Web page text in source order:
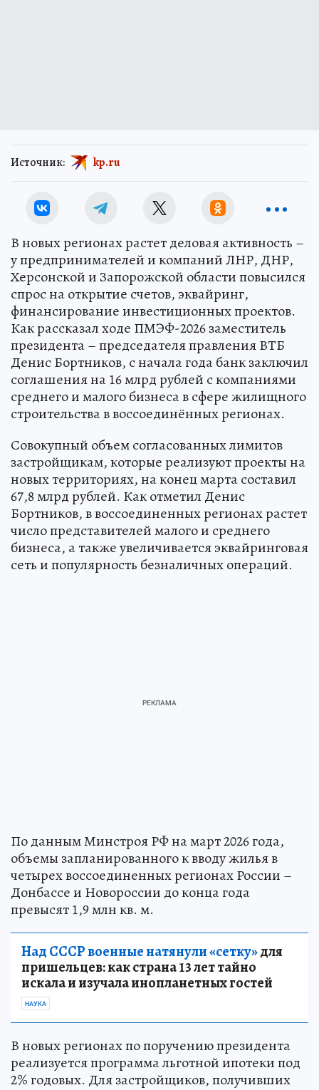
Источник: kp.ru
В новых регионах растет деловая активность –
у предпринимателей и компаний ЛНР, ДНР,
Херсонской и Запорожской области повысился
спрос на открытие счетов, эквайринг,
финансирование инвестиционных проектов.
Как рассказал ходе ПМЭФ-2026 заместитель
президента – председателя правления ВТБ
Денис Бортников, с начала года банк заключил
соглашения на 16 млрд рублей с компаниями
среднего и малого бизнеса в сфере жилищного
строительства в воссоединённых регионах.
Совокупный объем согласованных лимитов
застройщикам, которые реализуют проекты на
новых территориях, на конец марта составил
67,8 млрд рублей. Как отметил Денис
Бортников, в воссоединенных регионах растет
число представителей малого и среднего
бизнеса, а также увеличивается эквайринговая
сеть и популярность безналичных операций.
По данным Минстроя РФ на март 2026 года,
объемы запланированного к вводу жилья в
четырех воссоединенных регионах России –
Донбассе и Новороссии до конца года
превысят 1,9 млн кв. м.
Над СССР военные натянули «сетку»для
пришельцев: как страна 13 лет тайно
искала и изучала инопланетных гостей
НАУКА
В новых регионах по поручению президента
реализуется программа льготной ипотеки под
2% годовых. Для застройщиков, получивших